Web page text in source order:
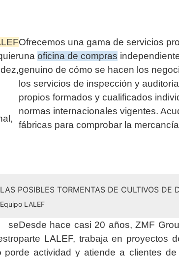
Ofrecemos una gama de servicios
una oficina de compras
genuino de cómo se hacen los
los servicios de inspección y
propios formados y cualificados
normas internacionales vigentes.
fábricas para comprobar la
POSIBLES TORMENTAS DE CULTIVOS DE
LALEF
se
por
Desde hace casi 20 años, ZMF
parte LALEF, trabaja en proyectos
de actividad y atiende a clientes